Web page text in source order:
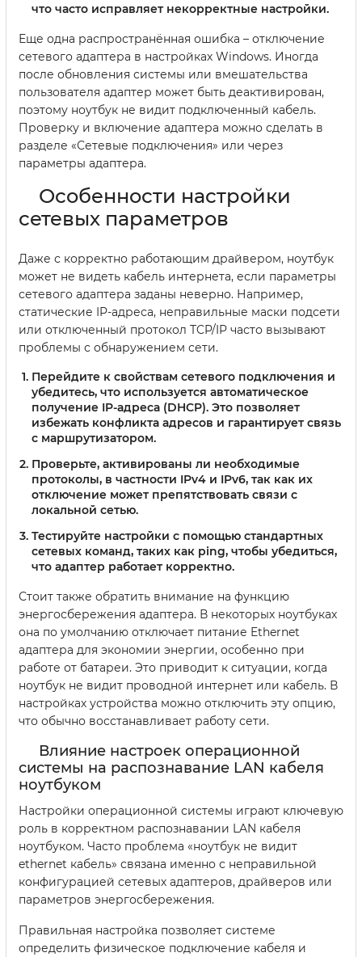
что часто исправляет некорректные настройки.
Еще одна распространённая ошибка – отключение
сетевого адаптера в настройках Windows. Иногда
после обновления системы или вмешательства
пользователя адаптер может быть деактивирован,
поэтому ноутбук не видит подключенный кабель.
Проверку и включение адаптера можно сделать в
разделе «Сетевые подключения» или через
параметры адаптера.
Особенности настройки
сетевых параметров
Даже с корректно работающим драйвером, ноутбук
может не видеть кабель интернета, если параметры
сетевого адаптера заданы неверно. Например,
статические IP-адреса, неправильные маски подсети
или отключенный протокол TCP/IP часто вызывают
проблемы с обнаружением сети.
Перейдите к свойствам сетевого подключения и
убедитесь, что используется автоматическое
получение IP-адреса (DHCP). Это позволяет
избежать конфликта адресов и гарантирует связь
с маршрутизатором.
Проверьте, активированы ли необходимые
протоколы, в частности IPv4 и IPv6, так как их
отключение может препятствовать связи с
локальной сетью.
Тестируйте настройки с помощью стандартных
сетевых команд, таких как ping, чтобы убедиться,
что адаптер работает корректно.
Стоит также обратить внимание на функцию
энергосбережения адаптера. В некоторых ноутбуках
она по умолчанию отключает питание Ethernet
адаптера для экономии энергии, особенно при
работе от батареи. Это приводит к ситуации, когда
ноутбук не видит проводной интернет или кабель. В
настройках устройства можно отключить эту опцию,
что обычно восстанавливает работу сети.
Влияние настроек операционной
системы на распознавание LAN кабеля
ноутбуком
Настройки операционной системы играют ключевую
роль в корректном распознавании LAN кабеля
ноутбуком. Часто проблема «ноутбук не видит
ethernet кабель» связана именно с неправильной
конфигурацией сетевых адаптеров, драйверов или
параметров энергосбережения.
Правильная настройка позволяет системе
определить физическое подключение кабеля и